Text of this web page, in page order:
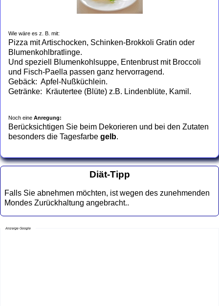
Wie wäre es z. B. mit:
Pizza mit Artischocken, Schinken-Brokkoli Gratin oder
Blumenkohlbratlinge.
Und speziell Blumenkohlsuppe, Entenbrust mit Broccoli
und Fisch-Paella passen ganz hervorragend.
Gebäck: Apfel-Nußküchlein.
Getränke: Kräutertee (Blüte) z.B. Lindenblüte, Kamil.
Noch eine Anregung:
Berücksichtigen Sie beim Dekorieren und bei den Zutaten
besonders die Tagesfarbe gelb.
Diät-Tipp
Falls Sie abnehmen möchten, ist wegen des zunehmenden
Mondes Zurückhaltung angebracht..
Anzeige Google